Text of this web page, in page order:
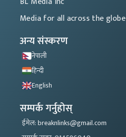
Media for all across the globe
अन्य संस्करण
नेपाली
हिन्दी
English
सम्पर्क गर्नुहोस्
ईमेल: breaknlinks@gmail.com